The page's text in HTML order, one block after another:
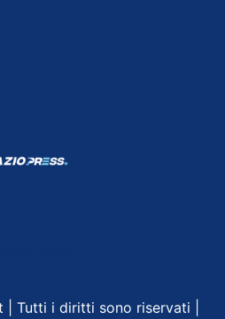
Tutti i diritti sono riservati |